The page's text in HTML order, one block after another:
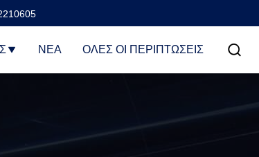
ΝΈΑ ΌΛΕΣ ΟΙ ΠΕΡΙΠΤΏΣΕΙΣ